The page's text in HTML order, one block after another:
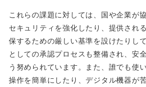
これらの課題に対しては、国や企業が
セキュリティを強化したり、提供され
保するための厳しい基準を設けたりし
としての承認プロセスも整備され、安
う努められています。また、誰でも使
操作を簡単にしたり、デジタル機器が